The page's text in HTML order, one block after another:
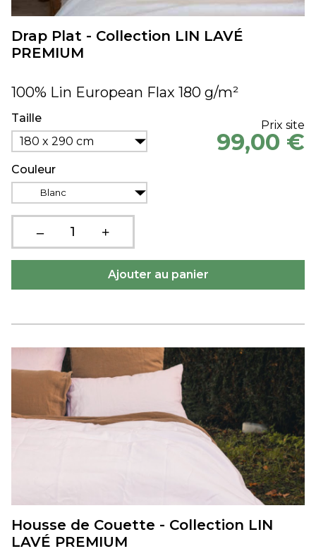
Drap Plat - Collection LIN LAVÉ
PREMIUM
100% Lin European Flax 180 g/m²
Taille
180 x 290 cm
Couleur
Blanc
Prix site
99,00 €
Housse de Couette - Collection LIN
LAVÉ PREMIUM